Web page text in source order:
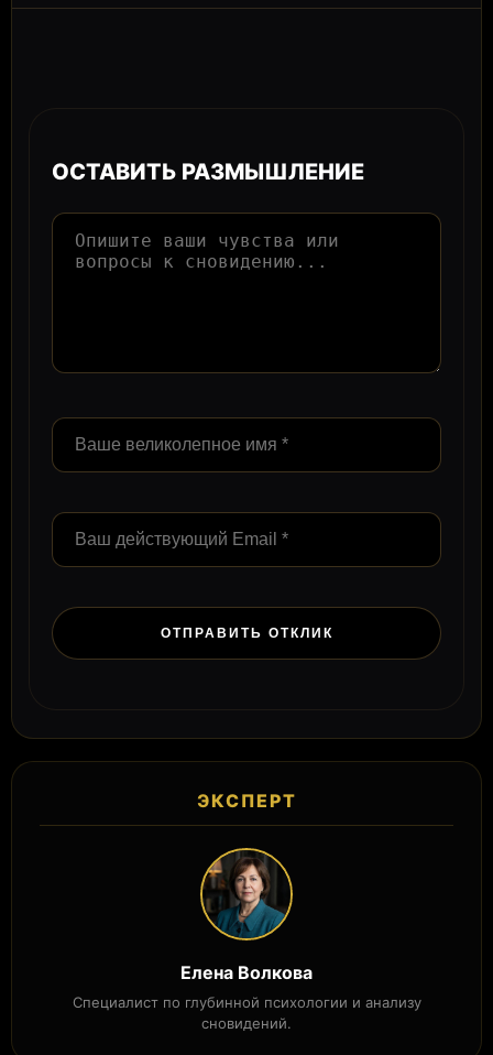
ОСТАВИТЬ РАЗМЫШЛЕНИЕ
ЭКСПЕРТ
Елена Волкова
Специалист по глубинной психологии и анализу
сновидений.